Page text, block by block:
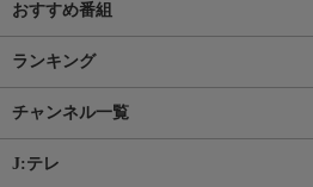
おすすめ番組
ランキング
チャンネル一覧
J:テレ